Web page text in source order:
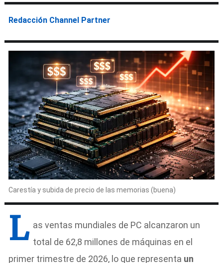
Redacción Channel Partner
Carestía y subida de precio de las memorias (buena)
L as ventas mundiales de PC alcanzaron un
total de 62,8 millones de máquinas en el
primer trimestre de 2026, lo que representa un